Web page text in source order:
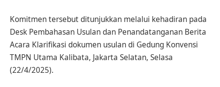
Komitmen tersebut ditunjukkan melalui kehadiran pada
Desk Pembahasan Usulan dan Penandatanganan Berita
Acara Klarifikasi dokumen usulan di Gedung Konvensi
TMPN Utama Kalibata, Jakarta Selatan, Selasa
(22/4/2025).